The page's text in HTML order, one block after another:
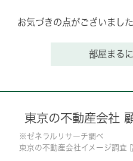
お気づきの点がございまし
部屋まる
東京の不動産会社
※ゼネラルリサーチ調べ
東京の不動産会社イメージ調査 [